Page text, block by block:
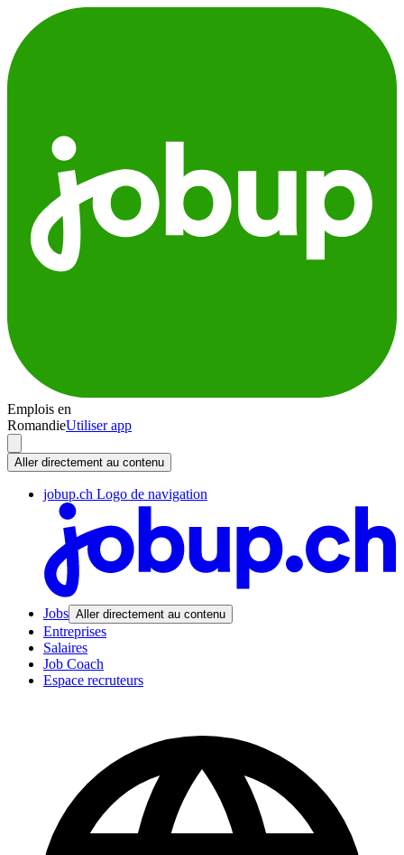
Emplois en
RomandieUtiliser app
Aller directement au contenu
jobup.ch Logo de navigation
Jobs Aller directement au contenu
Entreprises
Salaires
Job Coach
Espace recruteurs